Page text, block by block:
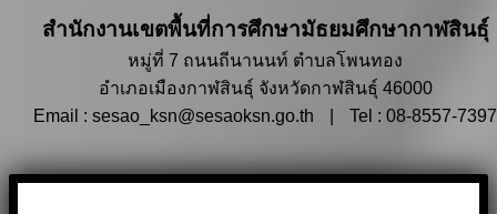
สำนักงานเขตพื้นที่การศึกษามัธยมศึกษากาฬสินธุ์
หมู่ที่ 7 ถนนถีนานนท์ ตำบลโพนทอง
อำเภอเมืองกาฬสินธุ์ จังหวัดกาฬสินธุ์ 46000
Email : sesao_ksn@sesaoksn.go.th
Tel : 08-8557-7397